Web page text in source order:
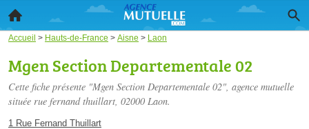
Accueil > Hauts-de-France > Aisne > Laon
Mgen Section Departementale 02
Cette fiche présente "Mgen Section Departementale 02", agence mutuelle
située rue fernand thuillart, 02000 Laon.
1 Rue Fernand Thuillart